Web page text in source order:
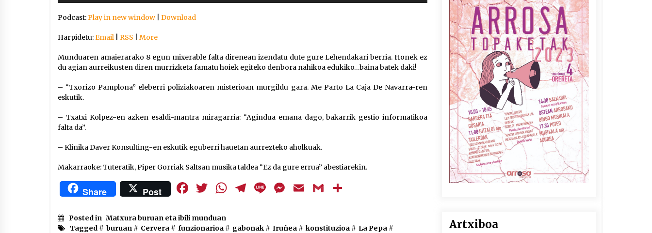
Mila esker guztioi!
Azaroak 6 Iurretan Arrosa
sarearen IX. topaketak
2021/10/04
Segura irratian Arrosaren 20
urteez
Arrosari buruzko erreportaia
2021/07/16
Berria egunkarian
elkarrizketa Arrosaren 20
urteez
2021/07/06
saioan Arrosaren 20 urteez
amaiera EHZtik
Arrosaren laburpen bideoa
Hamaika Telebistaren eskutik
2021/06/30
jaisteko.
Podcast:Play in new window Download
Harpidetu:Email RSS More
Munduaren amaierarako 8 egun mixerable falta direnean izendatu dute gure Lehendakari berria. Honek ez
du agian aurreikusten diren murrizketa famatu hoiek egiteko denbora nahikoa edukiko…baina batek daki!
– “Txorizo Pamplona” eleberri poliziakoaren misterioan murgildu gara. Me Parto La Caja De Navarra-ren
eskutik.
– Txatxi Kolpez-en azken esaldi-mantra miragarria: “Agindua emana dago, bakarrik gestio informatikoa
falta da”.
– Klinika Daver Konsulting-en eskutik eguberri hauetan aurrezteko aholkuak.
Makarraoke: Tuteratik, Piper Gorriak Saltsan musika taldea “Ez da gure errua” abestiarekin.
Share Post Facebook
Twitter
WhatsApp
Telegram
LineMessenger
EmailGmail
Posted in Matxura buruan eta ibili munduan
Tagged # buruan # Cervera # funzionarioa # gabonak # Iruñea # konstituzioa # La Pepa #
Artxiboa